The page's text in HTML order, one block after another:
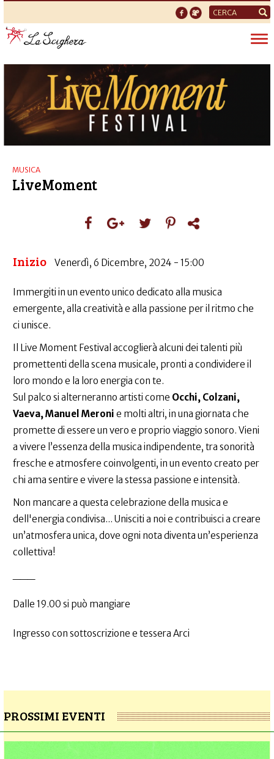
Form
di
ricerca
MUSICA
LiveMoment
Inizio Venerdì, 6 Dicembre, 2024 - 15:00
Immergiti in un evento unico dedicato alla musica
emergente, alla creatività e alla passione per il ritmo che
ci unisce.
Il Live Moment Festival accoglierà alcuni dei talenti più
promettenti della scena musicale, pronti a condividere il
loro mondo e la loro energia con te.
Sul palco si alterneranno artisti come Occhi, Colzani,
Vaeva, Manuel Meroni e molti altri, in una giornata che
promette di essere un vero e proprio viaggio sonoro. Vieni
a vivere l’essenza della musica indipendente, tra sonorità
fresche e atmosfere coinvolgenti, in un evento creato per
chi ama sentire e vivere la stessa passione e intensità.
Non mancare a questa celebrazione della musica e
dell'energia condivisa... Unisciti a noi e contribuisci a creare
un’atmosfera unica, dove ogni nota diventa un’esperienza
collettiva!
Dalle 19.00 si può mangiare
Ingresso con sottoscrizione e tessera Arci
PROSSIMI EVENTI